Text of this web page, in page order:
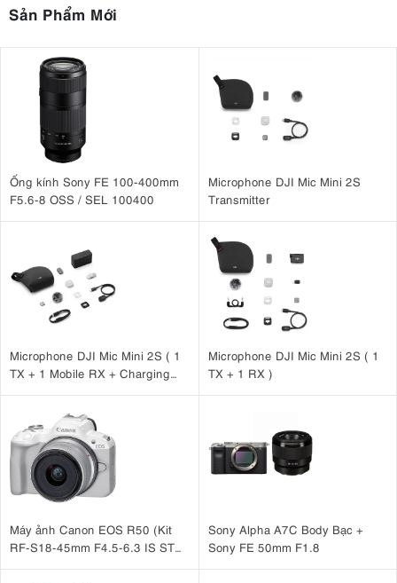
Sản Phẩm Mới
Ống kính Sony FE 100-400mm
F5.6-8 OSS / SEL 100400
Microphone DJI Mic Mini 2S
Transmitter
Microphone DJI Mic Mini 2S ( 1
TX + 1 Mobile RX + Charging
Microphone DJI Mic Mini 2S ( 1
TX + 1 RX )
Máy ảnh Canon EOS R50 (Kit
RF-S18-45mm F4.5-6.3 IS STM
Sony Alpha A7C Body Bạc +
Sony FE 50mm F1.8